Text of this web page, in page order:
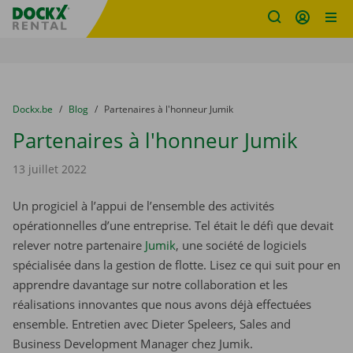
sitename
You are here:
du
Dockx.be to
Blog to
Partenaires à l'honneur Jumik
Partenaires à l'honneur Jumik
13 juillet 2022
Un progiciel à l’appui de l’ensemble des activités
opérationnelles d’une entreprise. Tel était le défi que devait
relever notre partenaire Jumik, une société de logiciels
spécialisée dans la gestion de flotte. Lisez ce qui suit pour en
apprendre davantage sur notre collaboration et les
réalisations innovantes que nous avons déjà effectuées
ensemble. Entretien avec Dieter Speleers, Sales and
Business Development Manager chez Jumik.